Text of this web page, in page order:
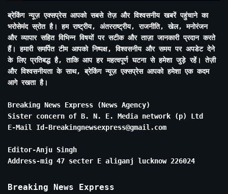
ब्रेकिंग न्यूज़ एक्सप्रेस आपको सबसे तेज़ और विश्वसनीय खबरें पहुंचाने का
भरोसेमंद स्रोत है। हम राष्ट्रीय, अंतरराष्ट्रीय, राजनीति, खेल, मनोरंजन
और व्यापार सहित विभिन्न विषयों पर सटीक और ताज़ा जानकारी प्रदान करते
हैं। हमारी समर्पित टीम आपको निष्पक्ष, विश्वसनीय और समय पर अपडेट देने
के लिए प्रतिबद्ध है, ताकि आप हर महत्वपूर्ण घटना से हमेशा जुड़े रहें। तेज़ी
और विश्वसनीयता के साथ, ब्रेकिंग न्यूज़ एक्सप्रेस आपको हमेशा एक कदम
आगे रखता है।
Breaking News Express (News Agency)
Sister concern of B. N. E. Media network (p) Ltd
E-Mail Id-Breakingnewsexpress@gmail.com
Editor-Anju Singh
Address-mig 47 secter E aliganj lucknow 226024
Breaking News Express